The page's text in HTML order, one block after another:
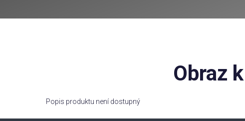
Obraz
Popis produktu není dostupný